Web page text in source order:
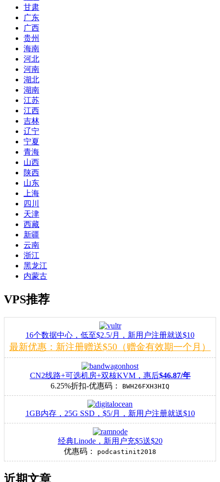
甘肃
广东
广西
贵州
海南
河北
河南
湖北
湖南
江苏
江西
吉林
辽宁
宁夏
青海
山西
陕西
山东
上海
四川
天津
西藏
新疆
云南
浙江
黑龙江
内蒙古
VPS推荐
16个数据中心，低至$2.5/月，新用户注册就送$10
最新优惠：新注册赠送$50（赠金有效期一个月）
CN2线路+可选机房+双核KVM，惠后$46.87/年
6.25%折扣-优惠码：
BWH26FXH3HIQ
1GB内存，25G SSD，$5/月，新用户注册就送$10
经典Linode，新用户充$5送$20
优惠码：
podcastinit2018
近期文章